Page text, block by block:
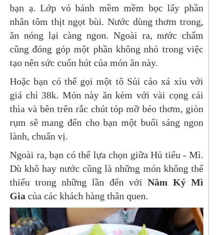
bạn ạ. Lớp vỏ bánh mềm mềm bọc lấy phần
nhân tôm thịt ngọt bùi. Nước dùng thơm trong,
ăn nóng lại càng ngon. Ngoài ra, nước chấm
cũng đóng góp một phần không nhỏ trong việc
tạo nên sức cuốn hút của món ăn này.
Hoặc bạn có thể gọi một tô Sủi cảo xá xíu với
giá chỉ 38k. Món này ăn kèm với vài cọng cải
thìa và bên trên rắc chút tóp mỡ béo thơm, giòn
rụm sẽ mang đến cho bạn một buổi sáng ngon
lành, chuẩn vị.
Ngoài ra, bạn có thể lựa chọn giữa Hủ tiếu - Mì.
Dù khô hay nước cũng là những món không thể
thiếu trong những lần đến với Năm Ký Mì
Gia của các khách hàng thân quen.